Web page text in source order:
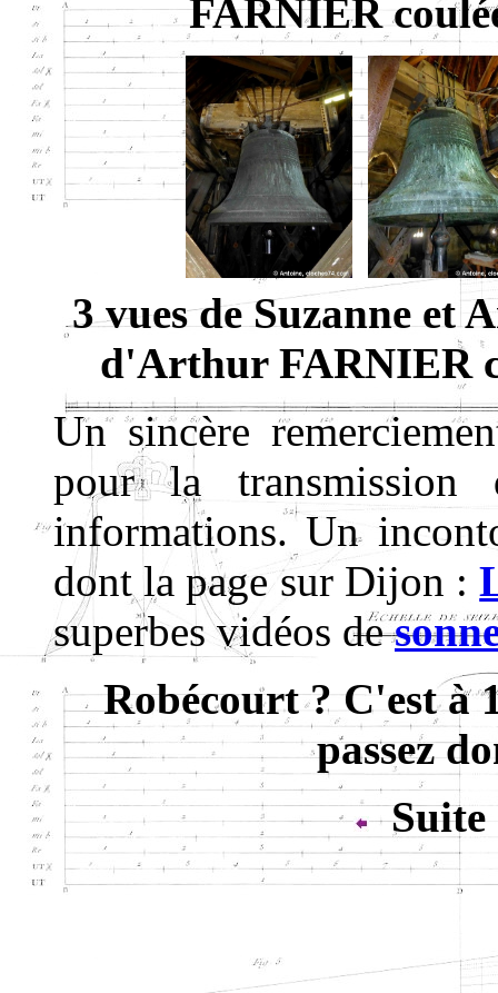
FARNIER
3 vues de Suzanne et
d'Arthur FARNIER
Un sincère
pour la transmission
informations. Un
dont la page sur Dijon :
superbes vidéos de
Robécourt ? C'est à
passez
Suite